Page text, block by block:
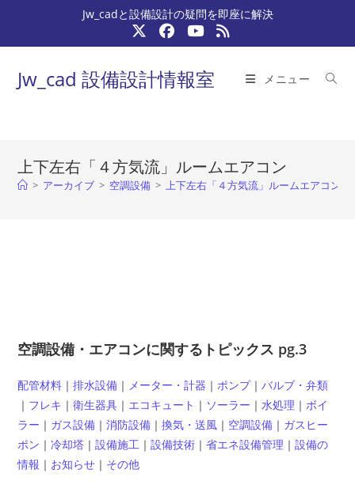
テ
Jw_cadと設備設計の疑問を即座に解決
Jw_cad 設備設計情報室 メニュー
上下左右「４方気流」ルームエアコン
> アーカイブ > 空調設備 > 上下左右「４方気流」ルームエアコン
空調設備・エアコンに関するトピックス pg.3
配管材料 ｜排水設備 ｜ メーター・計器 ｜ ポンプ｜バルブ・弁類
｜ フレキ ｜衛生器具 ｜ エコキュート ｜ ソーラー ｜水処理 ｜ ボイ
ラー ｜ ガス設備 ｜消防設備 ｜換気・送風 ｜ 空調設備 ｜ ガスヒー
ポン ｜冷却塔 ｜設備施工 ｜設備技術 ｜省エネ設備管理 ｜設備の
情報 ｜ お知らせ ｜ その他